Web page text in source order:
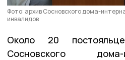
Фото: архив Сосновского дома-
инвалидов
Около 20
Сосновского